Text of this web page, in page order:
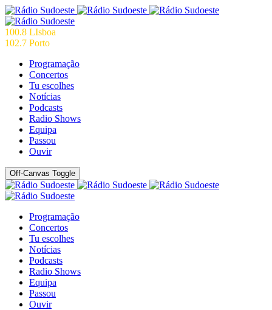
100.8 LIsboa
102.7 Porto
Programação
Concertos
Tu escolhes
Notícias
Podcasts
Radio Shows
Equipa
Passou
Ouvir
Off-Canvas Toggle
Programação
Concertos
Tu escolhes
Notícias
Podcasts
Radio Shows
Equipa
Passou
Ouvir